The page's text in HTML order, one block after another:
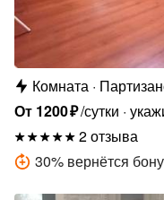
Комната
От 1200₽/сутки
2 отзыва
30% вернётся